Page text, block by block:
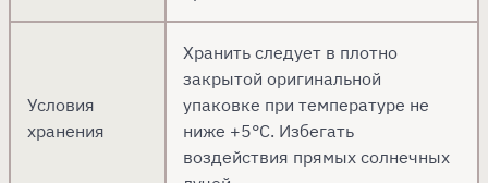
Условия
хранения
Хранить следует в плотно
закрытой оригинальной
упаковке при температуре не
ниже +5°С. Избегать
воздействия прямых солнечных